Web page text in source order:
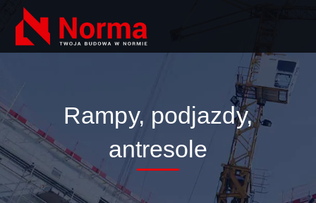
Rampy, podjazdy,
antresole